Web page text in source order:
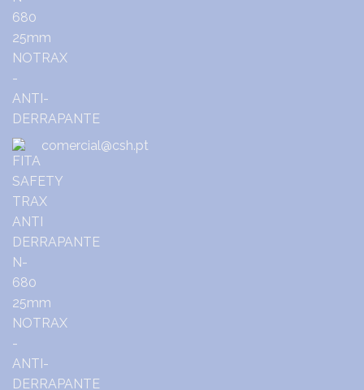
comercial@csh.pt